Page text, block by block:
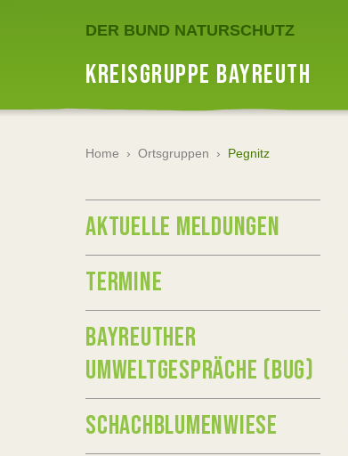
DER BUND NATURSCHUTZ
KREISGRUPPE BAYREUTH
Home › Ortsgruppen › Pegnitz
AKTUELLE MELDUNGEN
TERMINE
BAYREUTHER
UMWELTGESPRÄCHE (BUG)
SCHACHBLUMENWIESE